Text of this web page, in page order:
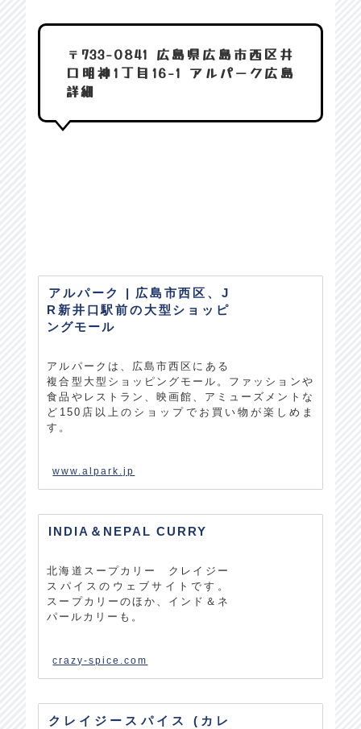
〒733-0841 広島県広島市西区井
口明神1丁目16-1 アルパーク広島
詳細
アルパーク | 広島市西区、J
R新井口駅前の大型ショッピ
ングモール
アルパークは、広島市西区にある
複合型大型ショッピングモール。ファッションや
食品やレストラン、映画館、アミューズメントな
ど150店以上のショップでお買い物が楽しめま
す。
www.alpark.jp
INDIA＆NEPAL CURRY
北海道スープカリー クレイジー
スパイスのウェブサイトです。
スープカリーのほか、インド＆ネ
パールカリーも。
crazy-spice.com
クレイジースパイス (カレ